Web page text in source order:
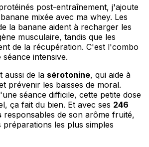
post-entraînement, j'ajoute
mixée avec ma whey. Les
la banane aident à recharger les
musculaire, tandis que les
de la récupération. C'est l'combo
intensive.
aussi de la sérotonine, qui aide à
prévenir les baisses de moral.
séance difficile, cette petite dose
ça fait du bien. Et avec ses 246
responsables de son arôme fruité,
préparations les plus simples